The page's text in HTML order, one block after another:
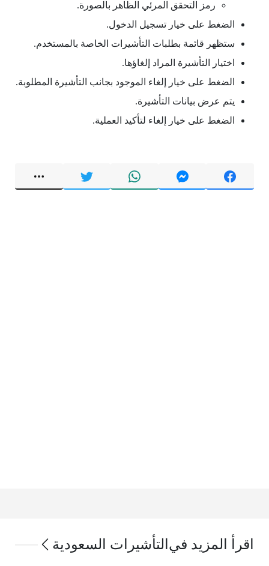
رمز التحقق المرئي الظاهر بالصورة.
الضغط على خيار تسجيل الدخول.
ستظهر قائمة بطلبات التأشيرات الخاصة بالمستخدم.
اختيار التأشيرة المراد إلغاؤها.
الضغط على خيار إلغاء الموجود بجانب التأشيرة المطلوبة.
يتم عرض بيانات التأشيرة.
الضغط على خيار إلغاء لتأكيد العملية.
اقرأ المزيد في التأشيرات السعودية